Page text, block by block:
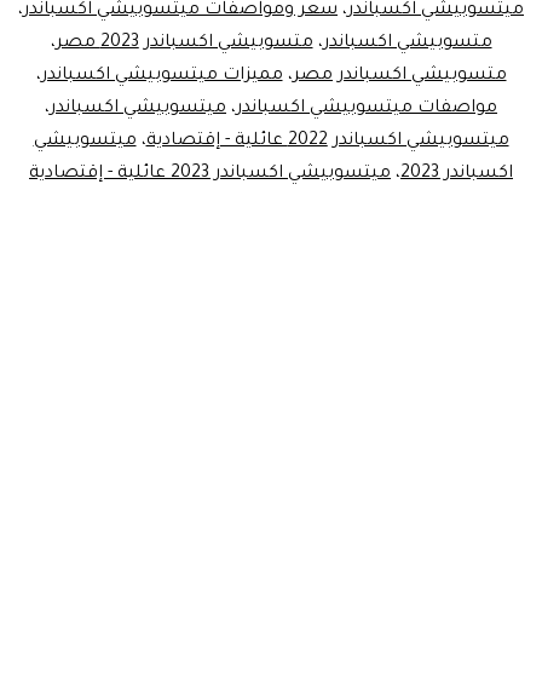
ميتسوبيشي اكسباندر، سعر ومواصفات ميتسوبيشي اكسباندر،
متسوبيشي اكسباندر،متسوبيشي اكسباندر 2023 مصر
،
متسوبيشي اكسباندر مصر،مميزات ميتسوبيشي اكسباندر،
مواصفات ميتسوبيشي اكسباندر، ميتسوبيشي اكسباندر،
ميتسوبيشي اكسباندر 2022 عائلية - إقتصادية
،ميتسوبيشي
اكسباندر 2023
، ميتسوبيشي اكسباندر 2023 عائلية - إقتصادية